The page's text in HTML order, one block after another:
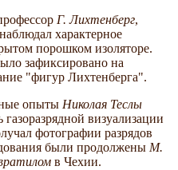
Г. Лихтенберг,
характерное
порошком изоляторе.
зафиксировано на
"фигур Лихтенберга".
опыты Николая Теслы
визуализации
фотографии разрядов
были продолжены М.
в Чехии.